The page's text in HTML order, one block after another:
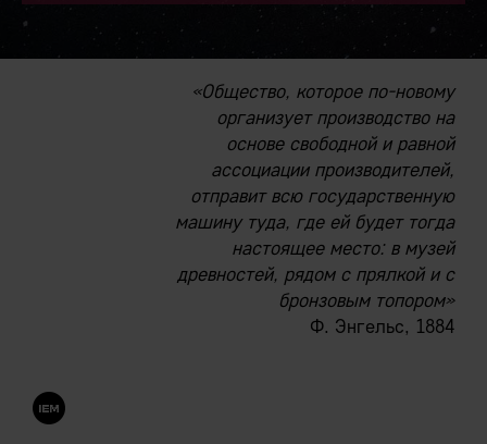
«Общество, которое по-новому
организует производство на
основе свободной и равной
ассоциации производителей,
отправит всю государственную
машину туда, где ей будет тогда
настоящее место: в музей
древностей, рядом с прялкой и с
бронзовым топором»
Ф. Энгельс, 1884